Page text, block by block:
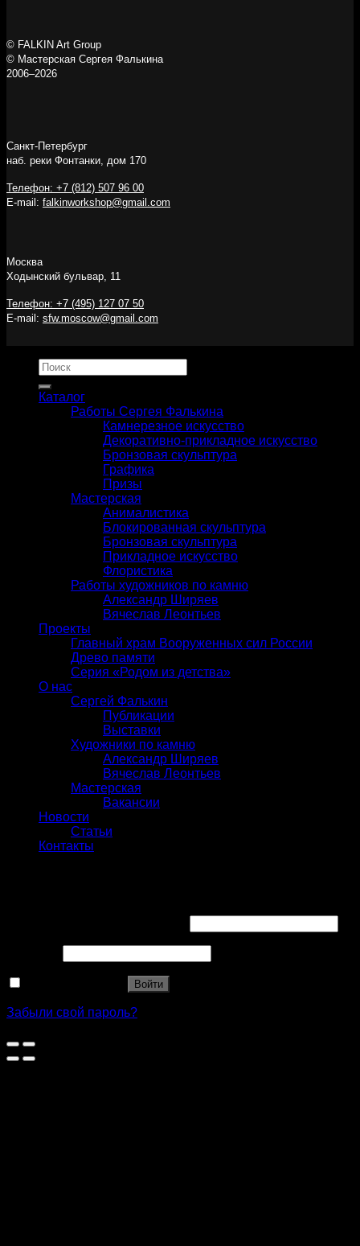
© FALKIN Art Group
© Мастерская Сергея Фалькина
2006–2026
Санкт-Петербург
наб. реки Фонтанки, дом 170
Телефон: +7 (812) 507 96 00
E-mail: falkinworkshop@gmail.com
Москва
Ходынский бульвар, 11
Телефон: +7 (495) 127 07 50
E-mail: sfw.moscow@gmail.com
Искать:
Каталог
Работы Сергея Фалькина
Камнерезное искусство
Декоративно-прикладное искусство
Бронзовая скульптура
Графика
Призы
Мастерская
Анималистика
Блокированная скульптура
Бронзовая скульптура
Прикладное искусство
Флористика
Работы художников по камню
Александр Ширяев
Вячеслав Леонтьев
Проекты
Главный храм Вооруженных сил России
Древо памяти
Серия «Родом из детства»
О нас
Сергей Фалькин
Публикации
Выставки
Художники по камню
Александр Ширяев
Вячеслав Леонтьев
Мастерская
Вакансии
Новости
Статьи
Контакты
Войти
Забыли свой пароль?